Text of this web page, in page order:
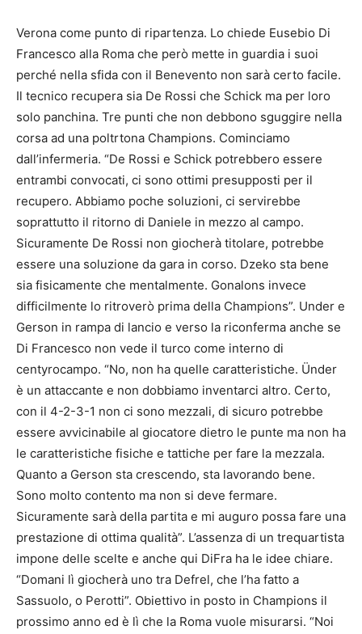
Verona come punto di ripartenza. Lo chiede Eusebio Di
Francesco alla Roma che però mette in guardia i suoi
perché nella sfida con il Benevento non sarà certo facile.
Il tecnico recupera sia De Rossi che Schick ma per loro
solo panchina. Tre punti che non debbono sguggire nella
corsa ad una poltrtona Champions. Cominciamo
dall’infermeria. “De Rossi e Schick potrebbero essere
entrambi convocati, ci sono ottimi presupposti per il
recupero. Abbiamo poche soluzioni, ci servirebbe
soprattutto il ritorno di Daniele in mezzo al campo.
Sicuramente De Rossi non giocherà titolare, potrebbe
essere una soluzione da gara in corso. Dzeko sta bene
sia fisicamente che mentalmente. Gonalons invece
difficilmente lo ritroverò prima della Champions”. Under e
Gerson in rampa di lancio e verso la riconferma anche se
Di Francesco non vede il turco come interno di
centyrocampo. “No, non ha quelle caratteristiche. Ünder
è un attaccante e non dobbiamo inventarci altro. Certo,
con il 4-2-3-1 non ci sono mezzali, di sicuro potrebbe
essere avvicinabile al giocatore dietro le punte ma non ha
le caratteristiche fisiche e tattiche per fare la mezzala.
Quanto a Gerson sta crescendo, sta lavorando bene.
Sono molto contento ma non si deve fermare.
Sicuramente sarà della partita e mi auguro possa fare una
prestazione di ottima qualità”. L’assenza di un trequartista
impone delle scelte e anche qui DiFra ha le idee chiare.
“Domani lì giocherà uno tra Defrel, che l’ha fatto a
Sassuolo, o Perotti”. Obiettivo in posto in Champions il
prossimo anno ed è lì che la Roma vuole misurarsi. “Noi